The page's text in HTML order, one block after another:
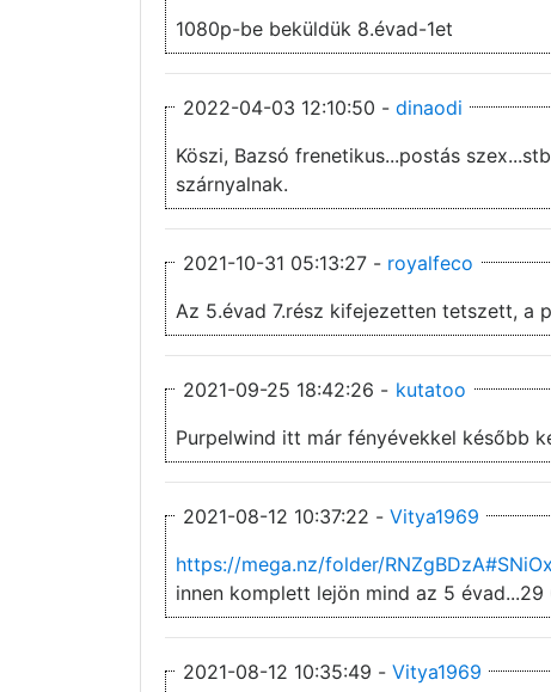
1080p-be beküldük 8.évad-1et
2022-04-03 12:10:50 - dinaodi
Köszi, Bazsó frenetikus...postás
szárnyalnak.
2021-10-31 05:13:27 - royalfeco
2021-09-25 18:42:26 - kutatoo
Purpelwind itt már fényévekkel később
2021-08-12 10:37:22 - Vitya1969
https://mega.nz/folder/
innen komplett lejön mind az 5 évad...29
2021-08-12 10:35:49 - Vitya1969